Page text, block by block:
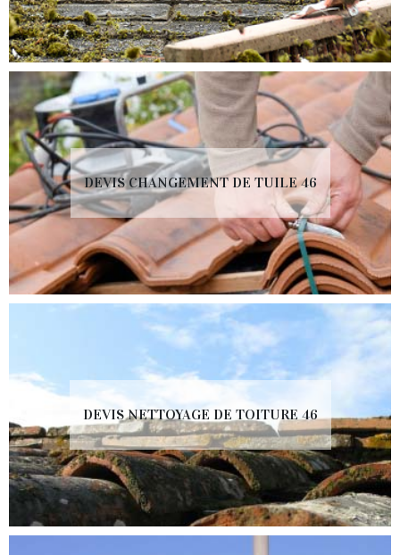
DEVIS CHANGEMENT DE TUILE 46
DEVIS NETTOYAGE DE TOITURE 46